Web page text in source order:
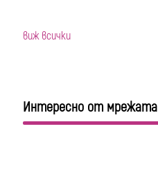
виж всички
Интересно от мрежата